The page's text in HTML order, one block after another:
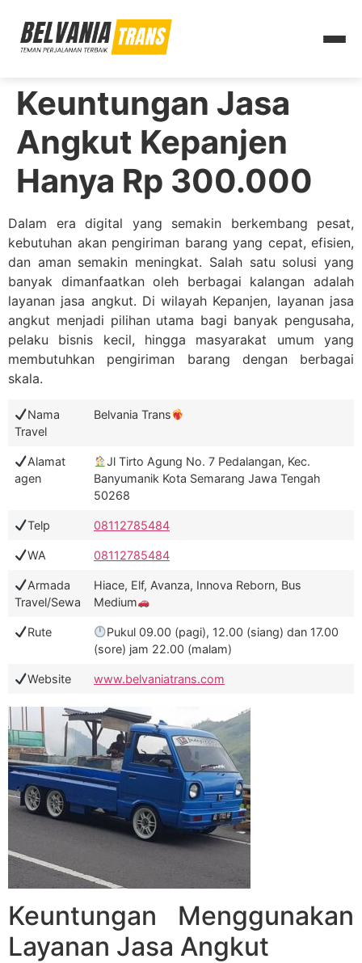
Keuntungan Jasa
Angkut Kepanjen
Hanya Rp 300.000
Dalam era digital yang semakin berkembang pesat,
kebutuhan akan pengiriman barang yang cepat, efisien,
dan aman semakin meningkat. Salah satu solusi yang
banyak dimanfaatkan oleh berbagai kalangan adalah
layanan jasa angkut. Di wilayah Kepanjen, layanan jasa
angkut menjadi pilihan utama bagi banyak pengusaha,
pelaku bisnis kecil, hingga masyarakat umum yang
membutuhkan pengiriman barang dengan berbagai
skala.
Nama
Travel
Belvania Trans
Alamat
agen
Jl Tirto Agung No. 7 Pedalangan, Kec.
Banyumanik Kota Semarang Jawa Tengah
50268
Telp 08112785484
WA 08112785484
Armada
Travel/Sewa
Hiace, Elf, Avanza, Innova Reborn, Bus
Medium
Rute
Pukul 09.00 (pagi), 12.00 (siang) dan 17.00
(sore) jam 22.00 (malam)
Website www.belvaniatrans.com
Keuntungan Menggunakan
Layanan Jasa Angkut